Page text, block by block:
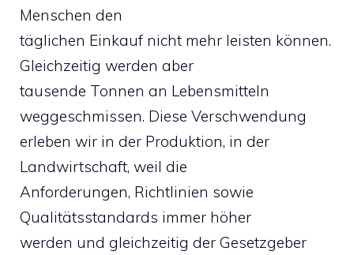
Menschen den
täglichen Einkauf nicht mehr leisten können.
Gleichzeitig werden aber
tausende Tonnen an Lebensmitteln
weggeschmissen. Diese Verschwendung
erleben wir in der Produktion, in der
Landwirtschaft, weil die
Anforderungen, Richtlinien sowie
Qualitätsstandards immer höher
werden und gleichzeitig der Gesetzgeber